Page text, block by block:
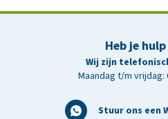
Heb je
Wij zijn
Maandag t/m vrijdag:
Stuur ons een